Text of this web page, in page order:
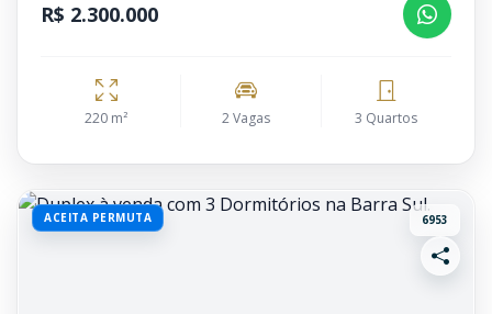
R$ 2.300.000
220 m² 2 Vagas 3 Quartos
ACEITA PERMUTA 6953